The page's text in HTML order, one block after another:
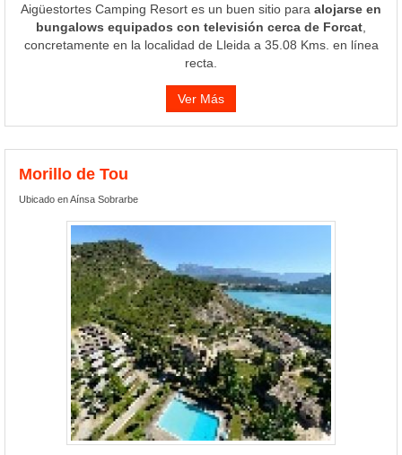
Aigüestortes Camping Resort es un buen sitio para alojarse en
bungalows equipados con televisión cerca de Forcat
concretamente en la localidad de Lleida a 35.08 Kms. en línea
recta.
Ver Más
Morillo de Tou
Ubicado en Aínsa Sobrarbe